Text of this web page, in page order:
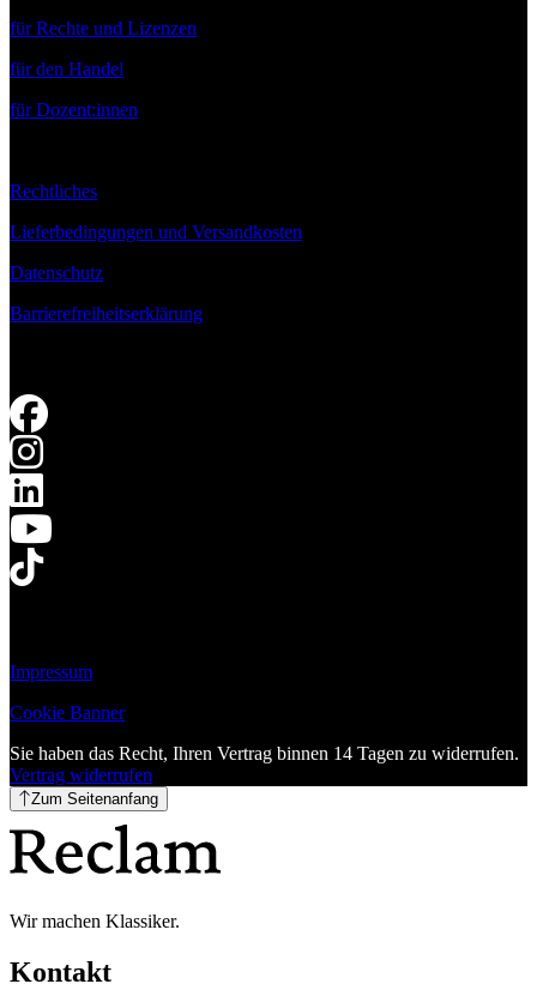
für Rechte und Lizenzen
für den Handel
für Dozent:innen
Rechtliches
Lieferbedingungen und Versandkosten
Datenschutz
Barrierefreiheitserklärung
Impressum
Cookie Banner
Sie haben das Recht, Ihren Vertrag binnen 14 Tagen zu widerrufen.
Vertrag widerrufen
Zum Seitenanfang
Wir machen Klassiker.
Kontakt